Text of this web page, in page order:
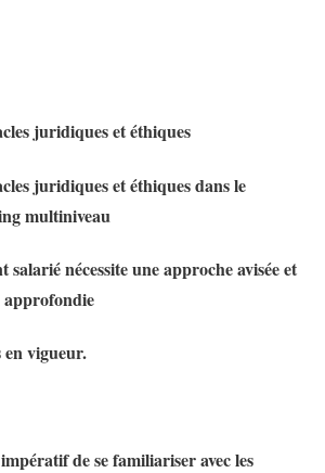
juridiques et éthiques
juridiques et éthiques dans le
multiniveau
nécessite une approche avisée et
approfondie
en vigueur.
de se familiariser avec les